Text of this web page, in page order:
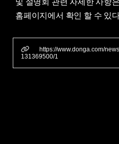
및 설명회 관련 자세한 사항
홈페이지에서 확인 할 수 있
https://www.donga.com/
131369500/1